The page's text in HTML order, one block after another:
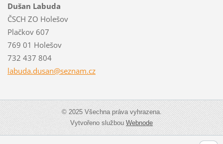
Dušan Labuda
ČSCH ZO Holešov
Plačkov 607
769 01 Holešov
732 437 804
labuda.dusan@seznam.cz
© 2025 Všechna práva vyhrazena.
Vytvořeno službouWebnode